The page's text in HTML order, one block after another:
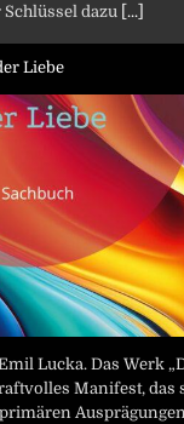
dazu [...]
Liebe
Lucka. Das Werk
Manifest, das